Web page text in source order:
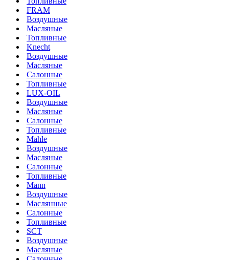
FRAM
Воздушные
Масляные
Топливные
Knecht
Воздушные
Масляные
Салонные
Топливные
LUX-OIL
Воздушные
Масляные
Салонные
Топливные
Mahle
Воздушные
Масляные
Салонные
Топливные
Mann
Воздушные
Маслянные
Салонные
Топливные
SCT
Воздушные
Масляные